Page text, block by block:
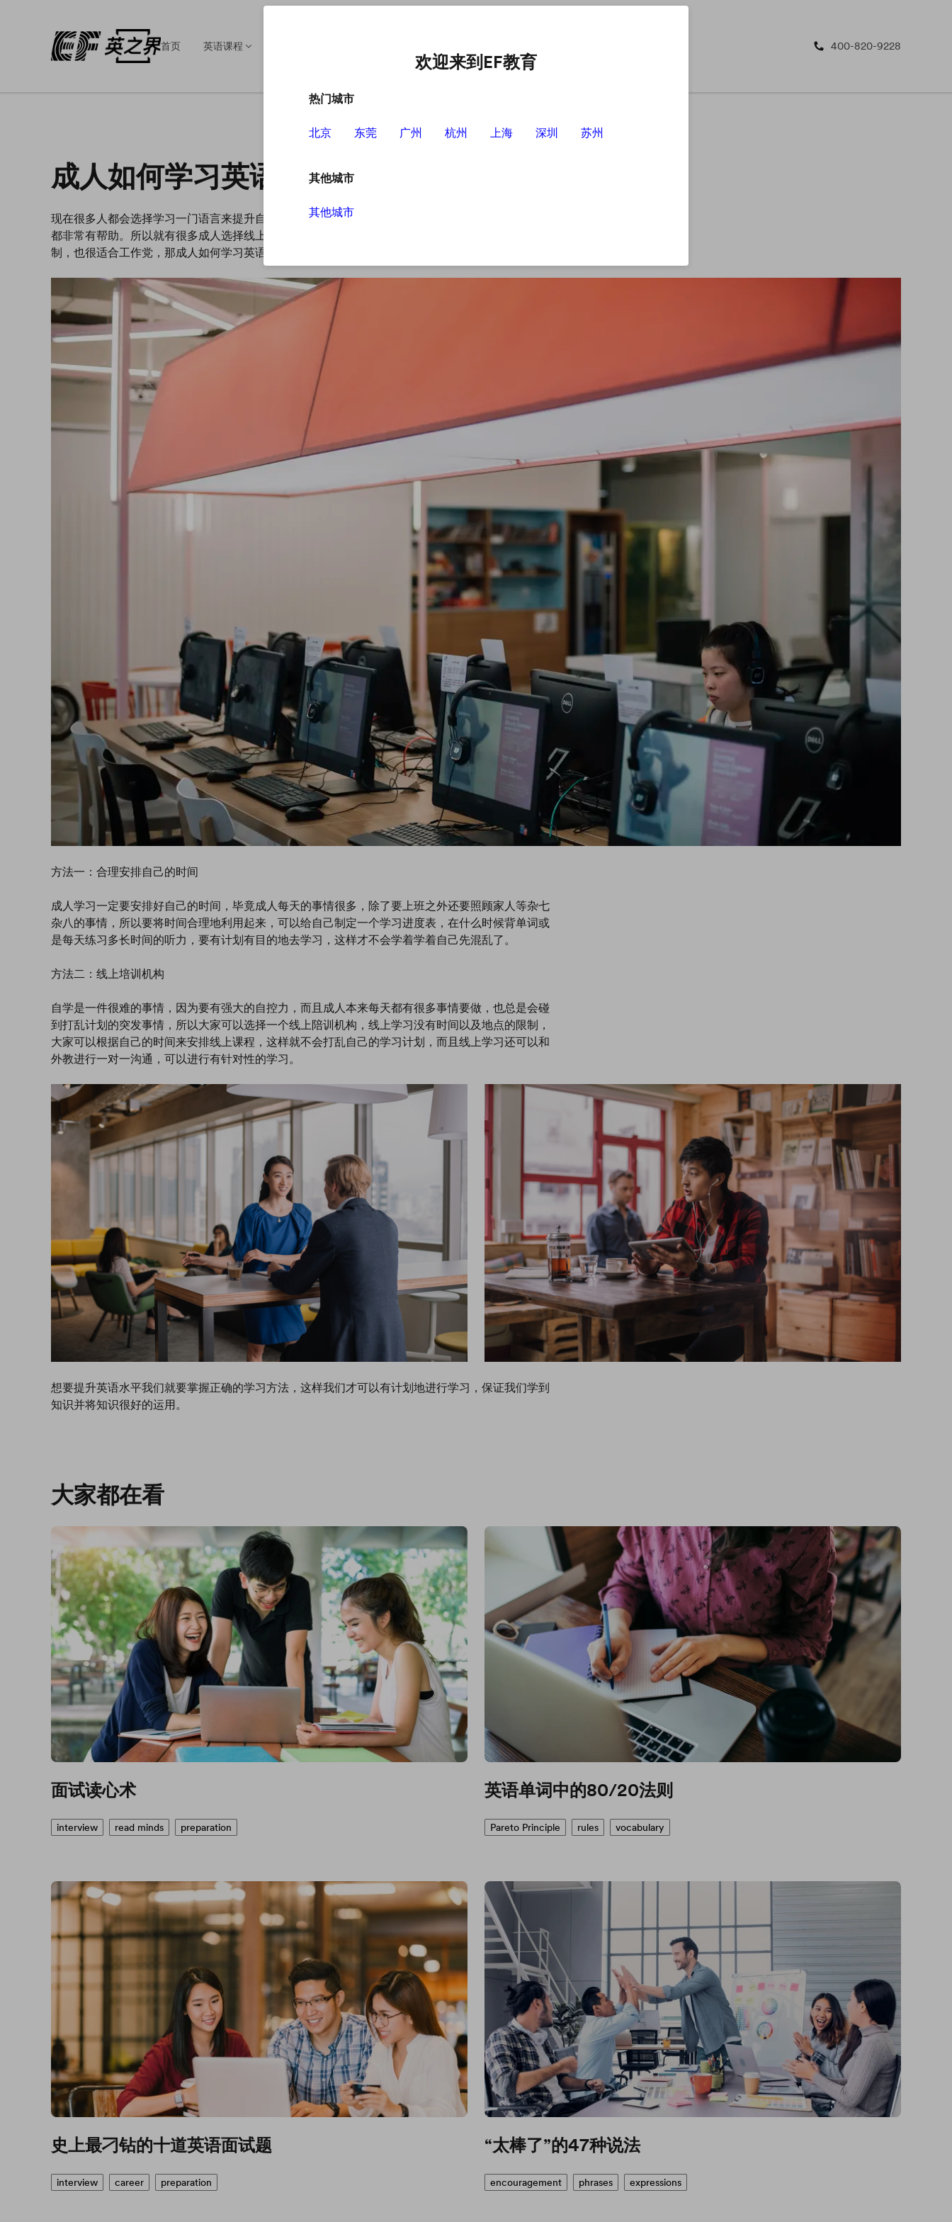
首页 英语课程 400-820-9228
成人如何学习英语来提升英语水平
现在很多人都会选择学习一门语言来提升自己，而英语作为一门国际语言对我们的日常生活以及工作
都非常有帮助。所以就有很多成人选择线上英语培训机构进行学习，因为线上学习没有那么多时间限
制，也很适合工作党，那成人如何学习英语才能提升英语水平，有哪些学习英语的方法？
方法一：合理安排自己的时间
成人学习一定要安排好自己的时间，毕竟成人每天的事情很多，除了要上班之外还要照顾家人等杂七
杂八的事情，所以要将时间合理地利用起来，可以给自己制定一个学习进度表，在什么时候背单词或
是每天练习多长时间的听力，要有计划有目的地去学习，这样才不会学着学着自己先混乱了。
方法二：线上培训机构
自学是一件很难的事情，因为要有强大的自控力，而且成人本来每天都有很多事情要做，也总是会碰
到打乱计划的突发事情，所以大家可以选择一个线上陪训机构，线上学习没有时间以及地点的限制，
大家可以根据自己的时间来安排线上课程，这样就不会打乱自己的学习计划，而且线上学习还可以和
外教进行一对一沟通，可以进行有针对性的学习。
想要提升英语水平我们就要掌握正确的学习方法，这样我们才可以有计划地进行学习，保证我们学到
知识并将知识很好的运用。
大家都在看
面试读心术
interview read minds preparation
英语单词中的80/20法则
Pareto Principle rules vocabulary
史上最刁钻的十道英语面试题
interview career preparation
“太棒了”的47种说法
encouragement phrases expressions
欢迎来到EF教育
热门城市
北京 东莞 广州 杭州 上海 深圳 苏州
其他城市
其他城市